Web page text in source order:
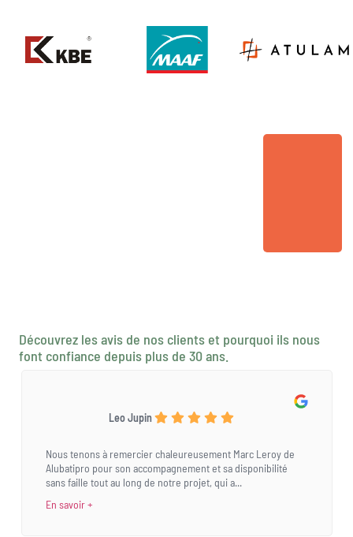
Découvrez les avis de nos clients et pourquoi ils nous
font confiance depuis plus de 30 ans.
Leo Jupin
Nous tenons à remercier chaleureusement Marc Leroy de
Alubatipro pour son accompagnement et sa disponibilité
sans faille tout au long de notre projet, qui a...
En savoir +